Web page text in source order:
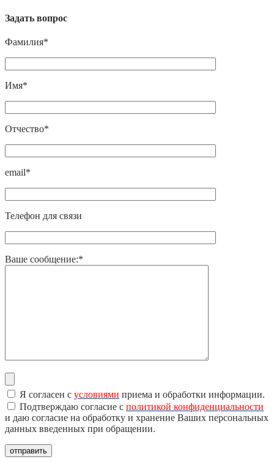
Задать вопрос
Фамилия*
Имя*
Отчество*
email*
Телефон для связи
Ваше сообщение:*
Я согласен с условиями приема и обработки информации.
Подтверждаю согласие с политикой конфиденциальности
и даю согласие на обработку и хранение Ваших персональных
данных введенных при обращении.